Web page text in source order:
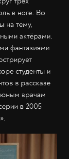
в ноге. Во
на тему,
актёрами.
фантазиями.
студенты и
в рассказе
юным врачам
в 2005